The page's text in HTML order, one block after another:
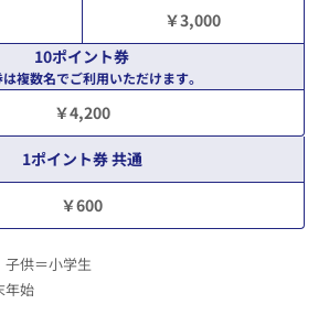
￥3,000
10ポイント券
複数名でご利用いただけます。
￥4,200
1ポイント券 共通
￥600
供＝小学生
年始